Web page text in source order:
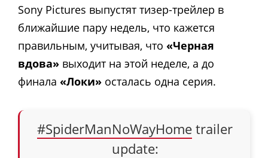
Sony Pictures выпустят тизер-трейлер в
ближайшие пару недель, что кажется
правильным, учитывая, что «Черная
вдова» выходит на этой неделе, а до
финала «Локи» осталась одна серия.
#SpiderManNoWayHome trailer
update: